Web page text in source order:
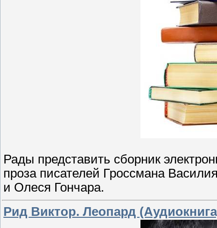
Рады представить сборник
проза писателей Гроссмана
и Олеся Гончара.
Рид Виктор. Леопард